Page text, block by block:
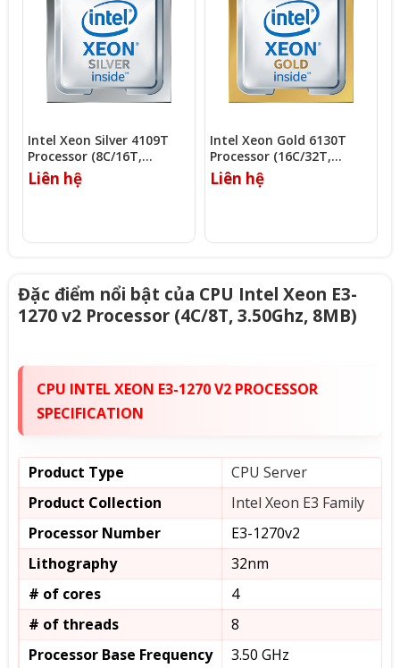
Intel Xeon Silver 4109T
Processor (8C/16T,
2.00Ghz, 11MB)
Liên hệ
Intel Xeon Gold 6130T
Processor (16C/32T,
2.10Ghz, 22MB)
Liên hệ
Đặc điểm nổi bật của CPU Intel Xeon E3-
1270 v2 Processor (4C/8T, 3.50Ghz, 8MB)
CPU INTEL XEON E3-1270 V2 PROCESSOR
SPECIFICATION
Product Type
CPU Server
Product Collection
Intel Xeon E3 Family
Processor Number
E3-1270v2
Lithography
32nm
# of cores
4
# of threads
8
Processor Base Frequency
3.50 GHz